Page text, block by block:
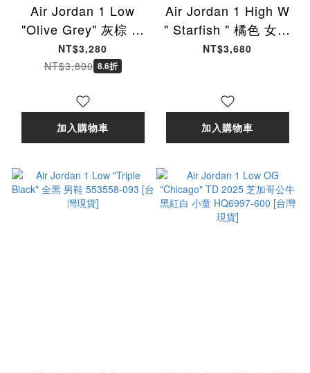
Air Jordan 1 Low
"Olive Grey" 灰棕 摩
卡 男鞋 IB7109-005
[台灣現貨]
NT$3,280
NT$3,800 8.6折
加入購物車
Air Jordan 1 High W
" Starfish " 橘色 女鞋
男女段 DO9369-101
NT$3,680
加入購物車